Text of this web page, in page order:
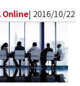
Online| 2016/10/22